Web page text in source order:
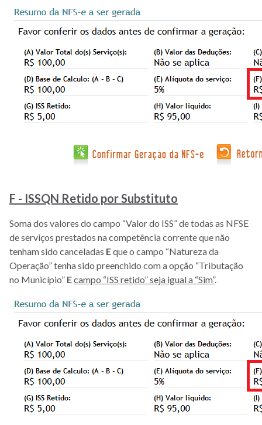
F - ISSQN Retido por Substituto
Soma dos valores do campo “Valor do ISS” de todas as NFSE
de serviços prestados na competência corrente que não
tenham sido canceladas Eque o campo “Natureza da
Operação” tenha sido preenchido com a opção “Tributação
no Município” Ecampo “ISS retido” seja igual a “Sim”.